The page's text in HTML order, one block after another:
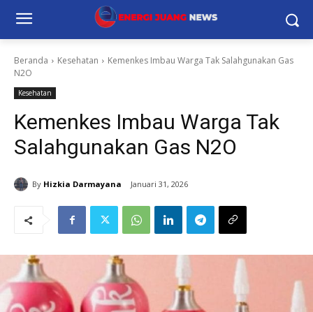
Beranda Kesehatan
Kemenkes Imbau Warga Tak Salahgunakan Gas
N2O
Kesehatan
Kemenkes Imbau Warga Tak
Salahgunakan Gas N2O
By Hizkia Darmayana Januari 31, 2026